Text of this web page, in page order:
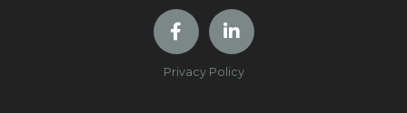
Privacy Policy